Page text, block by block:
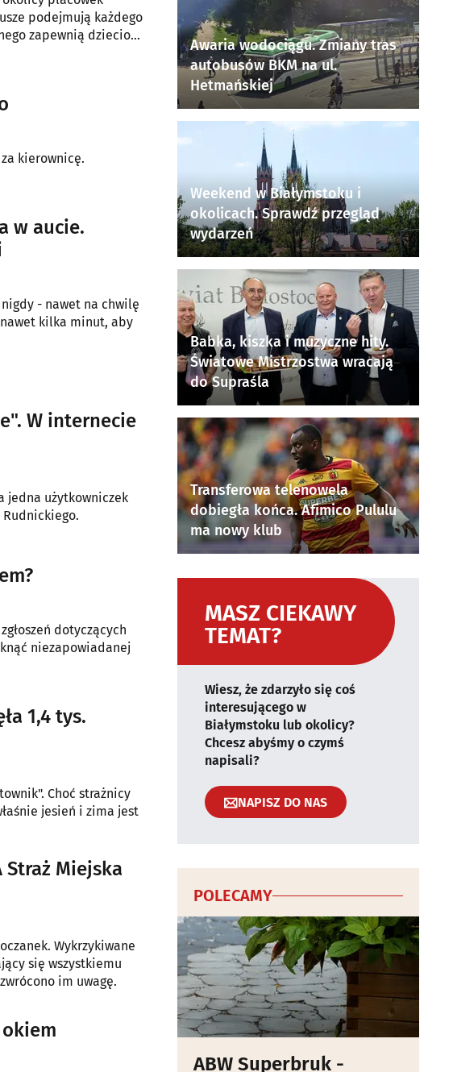
podejmują każdego
zapewnią dzieciom
kierownicę.
w aucie.
- nawet na chwilę
kilka minut, aby
W internecie
jedna użytkowniczek
dotyczących
niezapowiadanej
1,4 tys.
Choć strażnicy
jesień i zima jest
Straż Miejska
Wykrzykiwane
się wszystkiemu
im uwagę.
Awaria wodociągu. Zmiany tras
autobusów BKM na ul.
Hetmańskiej
Weekend w Białymstoku i
okolicach. Sprawdź przegląd
wydarzeń
Babka, kiszka i muzyczne hity.
Światowe Mistrzostwa wracają
do Supraśla
Transferowa telenowela
dobiegła końca. Afimico Pululu
ma nowy klub
MASZ CIEKAWY
TEMAT?
Wiesz, że zdarzyło się coś
interesującego w
Białymstoku lub okolicy?
Chcesz abyśmy o czymś
napisali?
NAPISZ DO NAS
POLECAMY
ABW Superbruk -